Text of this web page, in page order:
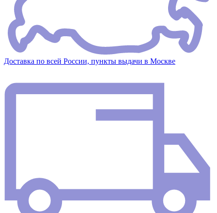
Доставка по всей России, пункты выдачи в Москве